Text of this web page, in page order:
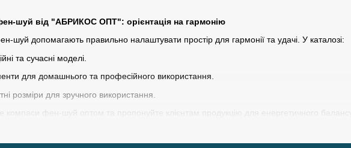
шуй від "АБРИКОС ОПТ": орієнтація на гармонію
шуй допомагають правильно налаштувати простір для гармонії та удачі. У каталозі:
та сучасні моделі.
для домашнього та професійного використання.
розміри для зручного використання.
компаси фен-шуй оптом та пропонуйте клієнтам продукцію для енергетичного балансу.